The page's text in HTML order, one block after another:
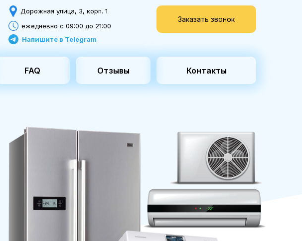
Заказать звонок
Дорожная улица, 3, корп. 1
Напишите в Telegram
ежедневно с 09:00 до 21:00
FAQ Отзывы Контакты